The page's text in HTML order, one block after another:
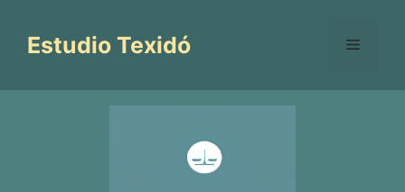
contenido
Estudio Texidó Menú